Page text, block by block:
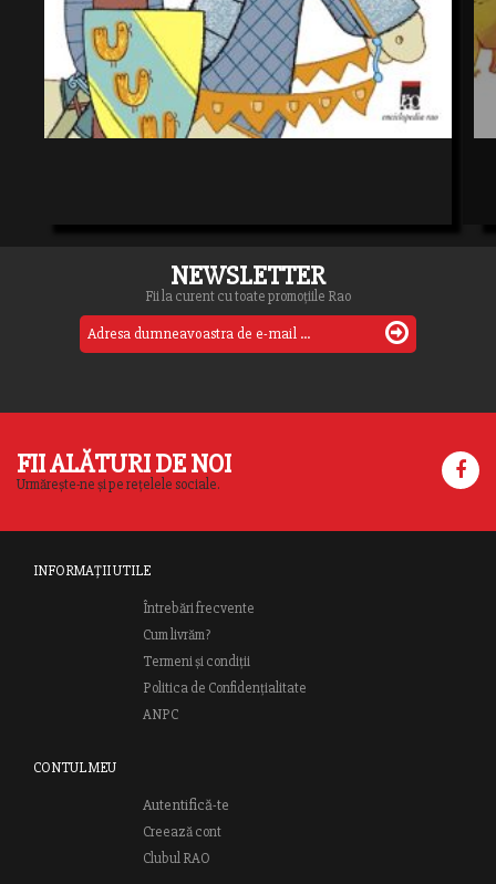
NEWSLETTER
Fii la curent cu toate promoțiile Rao
FII ALĂTURI DE NOI
Urmărește-ne și pe rețelele sociale.
INFORMAȚII UTILE
Întrebări frecvente
Cum livrăm?
Termeni și condiții
Politica de Confidențialitate
ANPC
CONTUL MEU
Autentifică-te
Creează cont
Clubul RAO